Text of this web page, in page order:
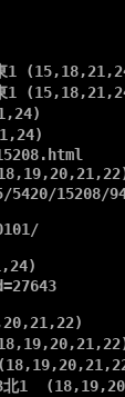
1
1
15208/
北1